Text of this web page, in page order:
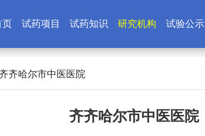
页 试药项目 试药知识 研究机构 试验公示
齐哈尔市中医医院
齐齐哈尔市中医医院